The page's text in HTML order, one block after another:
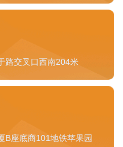
路交叉口西南204米
B座底商101地铁苹果园